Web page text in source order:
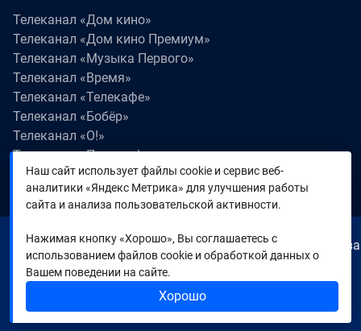
Телеканал «Дом кино»
Телеканал «Дом кино Премиум»
Телеканал «Музыка Первого»
Телеканал «Время»
Телеканал «Телекафе»
Телеканал «Бобёр»
Телеканал «О!»
Телеканал «Поехали!»
Телеканал «Победа»
Телеканал «Лапки LIVE»
© 2000—2026. Редакция телеканала «Время». Все права
на любые материалы, опубликованные на сайте,
защищены. Любое использование материалов
возможно только с согласия Редакции телеканала.
Наш сайт использует файлы cookie и сервис веб-
аналитики «Яндекс Метрика» для улучшения работы
сайта и анализа пользовательской активности.
Нажимая кнопку «Хорошо», Вы соглашаетесь с
использованием файлов cookie и обработкой данных о
Вашем поведении на сайте.
Хорошо